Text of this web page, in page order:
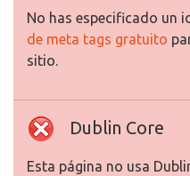
No has especificado un
de meta tags gratuito
sitio.
Dublin Core
Esta página no usa